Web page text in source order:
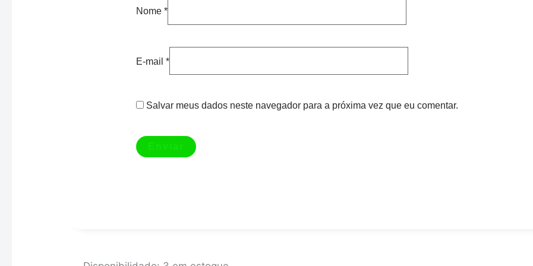
Nome *
E-mail *
Salvar meus dados neste navegador para a próxima vez que eu comentar.